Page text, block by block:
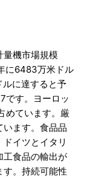
量機市場規模
に6483万米ドル
に達すると予
です。ヨーロッ
めています。厳
います。食品品
イツとイタリ
工食品の輸出が
す。持続可能性